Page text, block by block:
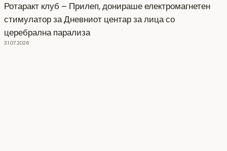
Ротаракт клуб – Прилеп, донираше електромагнетен
стимулатор за Дневниот центар за лица со
церебрална парализа
31.07.2026